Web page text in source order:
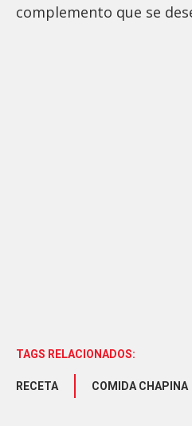
complemento que se
TAGS RELACIONADOS:
RECETA COMIDA CHAPINA